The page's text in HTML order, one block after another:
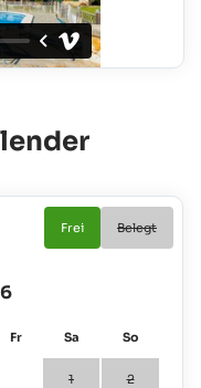
Frei Belegt
Fr Sa So
1 2